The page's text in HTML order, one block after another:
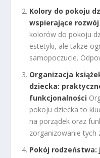
Kolory do pokoju
wspierające
kolorów do pokoju
estetyki, ale także
samopoczucie.
Organizacja
dziecka:
funkcjonalności
pokoju dziecka to
na porządek oraz
zorganizowanie tych
Pokój rodzeństwa: